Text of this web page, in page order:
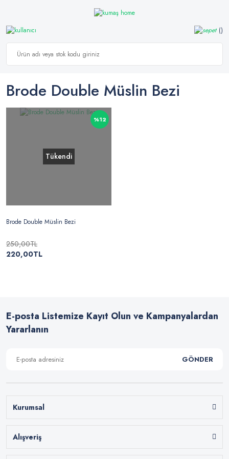
Brode Double Müslin Bezi
%12
Tükendi
Brode Double Müslin Bezi
250,00TL
220,00TL
E-posta Listemize Kayıt Olun ve Kampanyalardan
Yararlanın
GÖNDER
Kurumsal
Alışveriş